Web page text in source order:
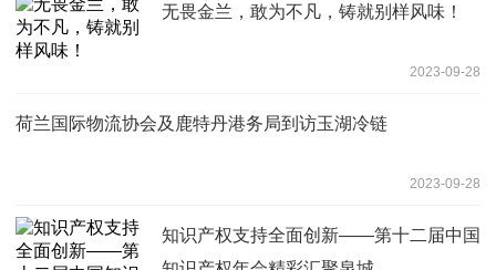
无畏金兰，敢为不凡，铸就别样风味！
2023-09-28
荷兰国际物流协会及鹿特丹港务局到访玉湖冷链
2023-09-28
知识产权支持全面创新——第十二届中国